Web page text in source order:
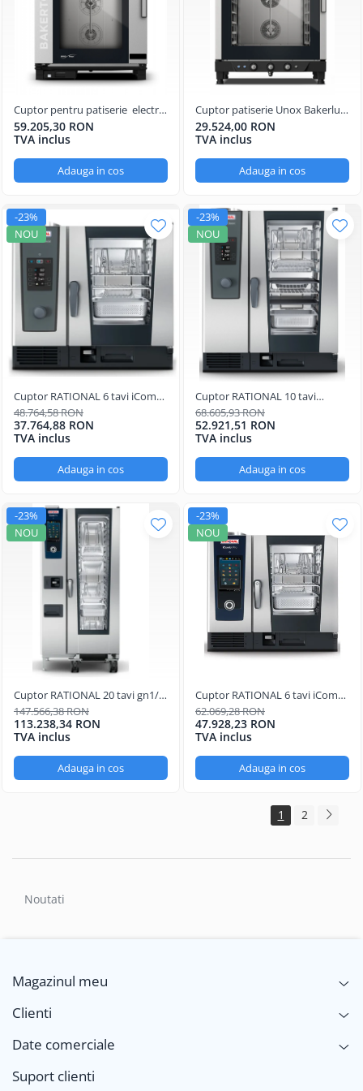
Cuptor pentru patiserie electric
seria MIND.Maps Plus
capacitate 10 tavi
59.205,30 RON
TVA inclus
Adauga in cos
Cuptor patiserie Unox Bakerlux
10 tavi 60x40, electric, 15.8kw
29.524,00 RON
TVA inclus
Adauga in cos
-23%
NOU
Cuptor RATIONAL 6 tavi iCombi
Classic
48.764,58 RON
37.764,88 RON
TVA inclus
Adauga in cos
-23%
NOU
Cuptor RATIONAL 10 tavi
iCombi Classic
68.605,93 RON
52.921,51 RON
TVA inclus
Adauga in cos
-23%
NOU
Cuptor RATIONAL 20 tavi gn1/1
iCombi PRO
147.566,38 RON
113.238,34 RON
TVA inclus
Adauga in cos
-23%
NOU
Cuptor RATIONAL 6 tavi iCombi
PRO
62.069,28 RON
47.928,23 RON
TVA inclus
Adauga in cos
1 2
Noutati
Magazinul meu
Clienti
Date comerciale
Suport clienti